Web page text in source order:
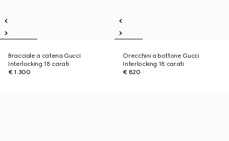
Bracciale a catena Gucci
Interlocking 18 carati
€ 1.300
Orecchini a bottone Gucci
Interlocking 18 carati
€ 820